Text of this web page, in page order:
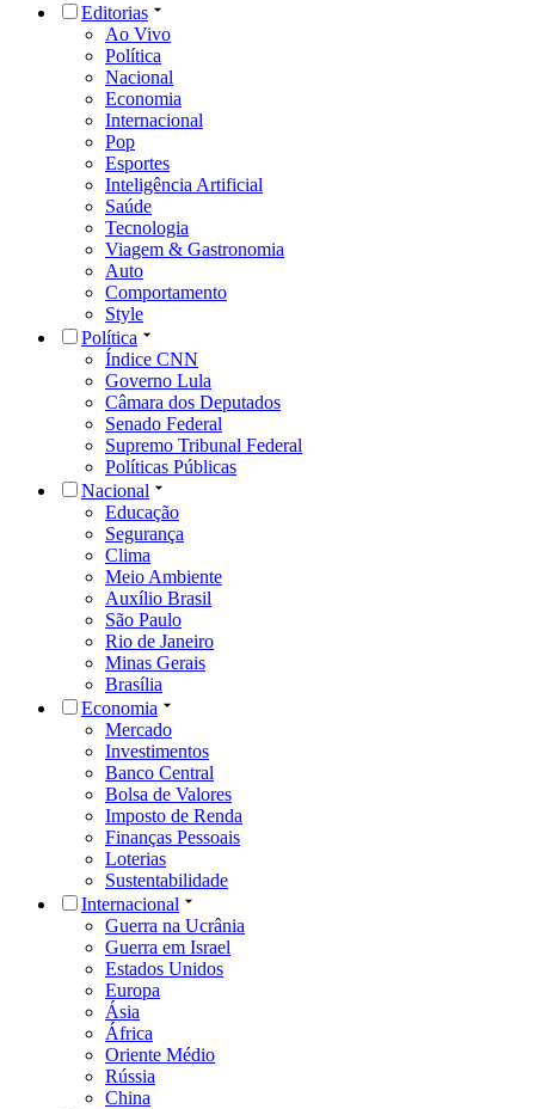
Editorias
Ao Vivo
Política
Nacional
Economia
Internacional
Pop
Esportes
Inteligência Artificial
Saúde
Tecnologia
Viagem & Gastronomia
Auto
Comportamento
Style
Política
Índice CNN
Governo Lula
Câmara dos Deputados
Senado Federal
Supremo Tribunal Federal
Políticas Públicas
Nacional
Educação
Segurança
Clima
Meio Ambiente
Auxílio Brasil
São Paulo
Rio de Janeiro
Minas Gerais
Brasília
Economia
Mercado
Investimentos
Banco Central
Bolsa de Valores
Imposto de Renda
Finanças Pessoais
Loterias
Sustentabilidade
Internacional
Guerra na Ucrânia
Guerra em Israel
Estados Unidos
Europa
Ásia
África
Oriente Médio
Rússia
China